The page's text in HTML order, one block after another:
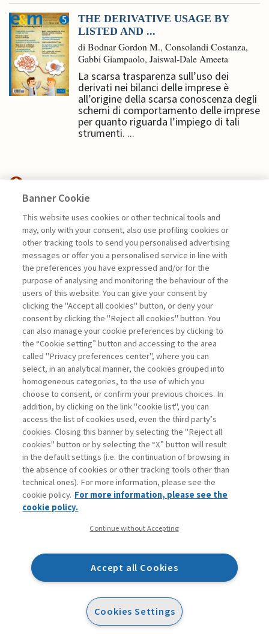
THE DERIVATIVE USAGE BY
LISTED AND ...
di Bodnar Gordon M., Consolandi Costanza,
Gabbi Giampaolo, Jaiswal-Dale Ameeta
La scarsa trasparenza sull’uso dei
derivati nei bilanci delle imprese è
all’origine della scarsa conoscenza degli
schemi di comportamento delle imprese
per quanto riguarda l’impiego di tali
strumenti. ...
E&MPODCAST
DAL RISPARMIO ALLO SVILUPPO:
LA NUOVA ...
di Stefano Caselli
La consultazione dei libri è riservata esclusivamente
agli abbonati Premium
Legenda: Accedi Per registrati Per abbonati
Contatti
Abbonamenti
Archivio rubriche
Privacy
Dichiarazione di accessibilità
Mappa del sito
Banner Cookie
This website uses cookies or other technical tools and
may, only with your consent, also use profiling cookies or
other tracking tools to send you personalised advertising
messages or offer you a personalised service in line with
the preferences you have expressed and/or for the
purpose of analysing and monitoring the behaviour of the
users of this website. You can give your consent by
clicking the "Accept all cookies" button, or deny your
consent by clicking the "Reject all cookies" button. You
can also manage your cookie preferences by clicking to
the “Cookie setting” button and accessing to the area
called "Privacy preferences center", where you can
select, in an analytical manner, the cookies grouped into
homogeneous categories, to the use of which you
choose to consent, or confirm your previous choices. In
addition, by clicking on the link "cookie list", you can
access the list of cookies used, even the third party’s
cookies. Closing this banner by selecting the "Reject all
cookies" button or by selecting the “X” button will result
in the default settings (i.e. the continuation of browsing in
the absence of cookies or other tracking tools other than
technical ones). For more information, please see the
cookie policy. For more information, please see the
cookie policy.
Continue without Accepting
Accept all Cookies
Cookies Settings